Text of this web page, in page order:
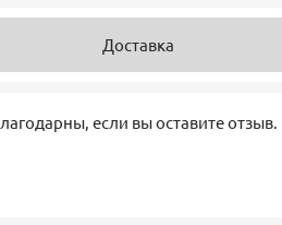
Доставка
если вы оставите отзыв.